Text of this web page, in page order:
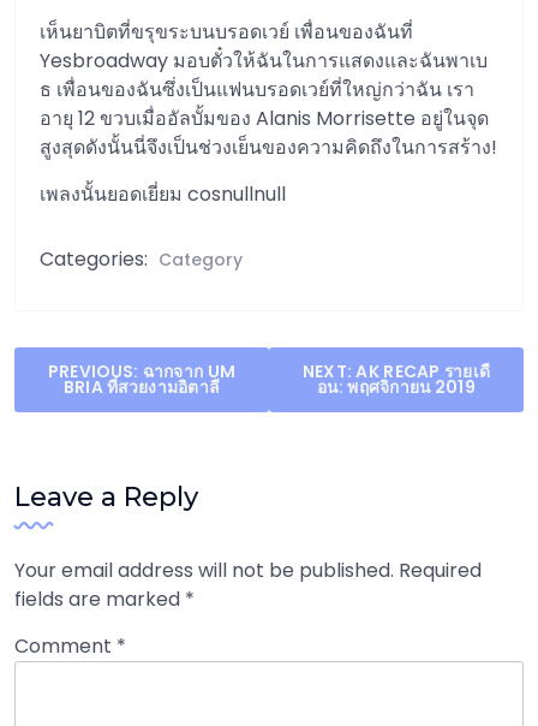
เห็นยาบิตที่ขรุขระบนบรอดเวย์ เพื่อนของฉันที่
Yesbroadway มอบตั๋วให้ฉันในการแสดงและฉันพาเบ
ธ เพื่อนของฉันซึ่งเป็นแฟนบรอดเวย์ที่ใหญ่กว่าฉัน เรา
อายุ 12 ขวบเมื่ออัลบั้มของ Alanis Morrisette อยู่ในจุด
สูงสุดดังนั้นนี่จึงเป็นช่วงเย็นของความคิดถึงในการสร้าง!
เพลงนั้นยอดเยี่ยม cosnullnull
Categories: Category
Post
navigation
PREVIOUS: ฉากจาก UM
BRIA ที่สวยงามอิตาลี
NEXT: AK RECAP รายเดื
อน: พฤศจิกายน 2019
Leave a Reply
Your email address will not be published. Required
fields are marked *
Comment *